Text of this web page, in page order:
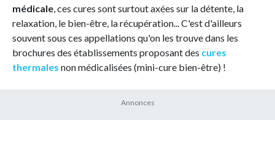
médicale, ces cures sont surtout axées sur la détente, la
relaxation, le bien-être, la récupération... C'est d'ailleurs
souvent sous ces appellations qu'on les trouve dans les
brochures des établissements proposant des cures
thermales non médicalisées (mini-cure bien-être) !